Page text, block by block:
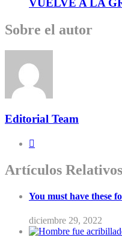
VUELVE A LA
Sobre el autor
Editorial Team
Artículos Relativos
You must have these
diciembre 29, 2022